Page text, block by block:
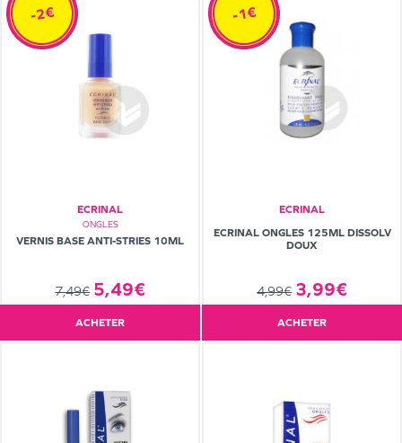
ECRINAL
ONGLES
VERNIS BASE ANTI-STRIES 10ML
7,49€ 5,49€
-2€
ACHETER
ECRINAL
ECRINAL ONGLES 125ML DISSOLV
DOUX
4,99€ 3,99€
-1€
ACHETER